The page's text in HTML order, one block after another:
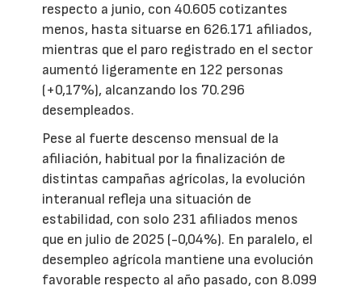
respecto a junio, con 40.605 cotizantes
menos, hasta situarse en 626.171 afiliados,
mientras que el paro registrado en el sector
aumentó ligeramente en 122 personas
(+0,17%), alcanzando los 70.296
desempleados.
Pese al fuerte descenso mensual de la
afiliación, habitual por la finalización de
distintas campañas agrícolas, la evolución
interanual refleja una situación de
estabilidad, con solo 231 afiliados menos
que en julio de 2025 (-0,04%). En paralelo, el
desempleo agrícola mantiene una evolución
favorable respecto al año pasado, con 8.099